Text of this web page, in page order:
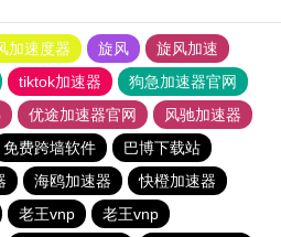
加速度器 旋风
旋风加速
tiktok加速器
狗急加速器官网
优途加速器官网
风驰加速器
免费跨墙软件
巴博下载站
海鸥加速器
快橙加速器
老王vnp
老王vnp